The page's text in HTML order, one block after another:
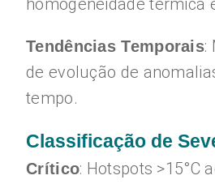
homogeneidade térmica
Tendências Temporais:
de evolução de
tempo.
Classificação de
Crítico: Hotspots >15°C